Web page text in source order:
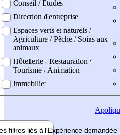
Conseil / Etudes
Direction d'entreprise
Espaces verts et naturels /
Agriculture / Pêche / Soins aux
animaux
Hôtellerie - Restauration /
Tourisme / Animation
Immobilier
filtres liés à l'Expérience demandée